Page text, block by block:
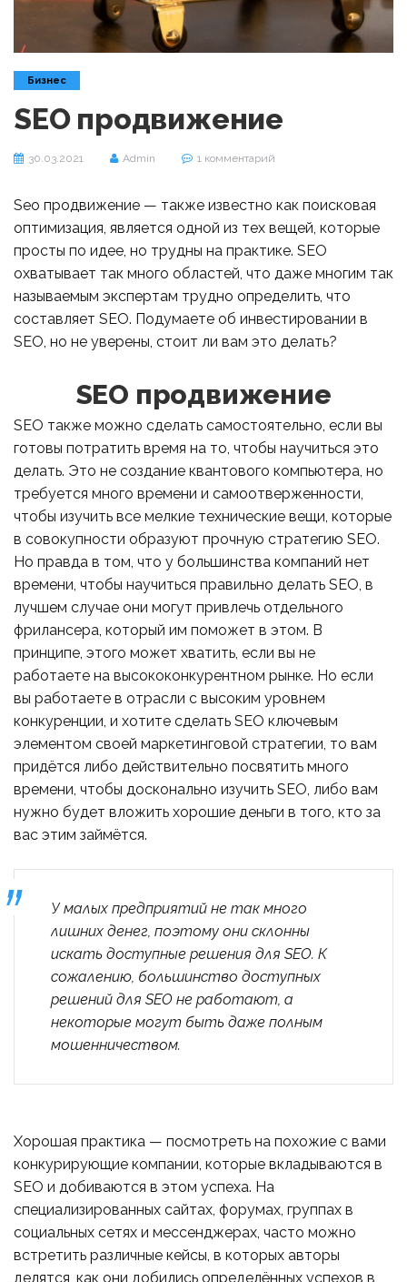
Бизнес
SEO продвижение
30.03.2021 Admin 1 комментарий
Seo продвижение — также известно как поисковая
оптимизация, является одной из тех вещей, которые
просты по идее, но трудны на практике. SEO
охватывает так много областей, что даже многим так
называемым экспертам трудно определить, что
составляет SEO. Подумаете об инвестировании в
SEO, но не уверены, стоит ли вам это делать?
SEO продвижение
SEO также можно сделать самостоятельно, если вы
готовы потратить время на то, чтобы научиться это
делать. Это не создание квантового компьютера, но
требуется много времени и самоотверженности,
чтобы изучить все мелкие технические вещи, которые
в совокупности образуют прочную стратегию SEO.
Но правда в том, что у большинства компаний нет
времени, чтобы научиться правильно делать SEO, в
лучшем случае они могут привлечь отдельного
фрилансера, который им поможет в этом. В
принципе, этого может хватить, если вы не
работаете на высококонкурентном рынке. Но если
вы работаете в отрасли с высоким уровнем
конкуренции, и хотите сделать SEO ключевым
элементом своей маркетинговой стратегии, то вам
придётся либо действительно посвятить много
времени, чтобы досконально изучить SEO, либо вам
нужно будет вложить хорошие деньги в того, кто за
вас этим займётся.
У малых предприятий не так много
лишних денег, поэтому они склонны
искать доступные решения для SEO. К
сожалению, большинство доступных
решений для SEO не работают, а
некоторые могут быть даже полным
мошенничеством.
Хорошая практика — посмотреть на похожие с вами
конкурирующие компании, которые вкладываются в
SEO и добиваются в этом успеха. На
специализированных сайтах, форумах, группах в
социальных сетях и мессенджерах, часто можно
встретить различные кейсы, в которых авторы
делятся, как они добились определённых успехов в